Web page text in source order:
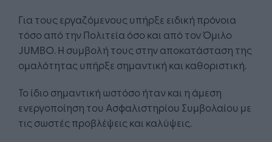
Για τους εργαζόμενους υπήρξε ειδική πρόνοια
τόσο από την Πολιτεία όσο και από τον Όμιλο
JUMBO. H συμβολή τους στην αποκατάσταση της
ομαλότητας υπήρξε σημαντική και καθοριστική.
Το ίδιο σημαντική ωστόσο ήταν και η άμεση
ενεργοποίηση του Ασφαλιστηρίου Συμβολαίου με
τις σωστές προβλέψεις και καλύψεις.